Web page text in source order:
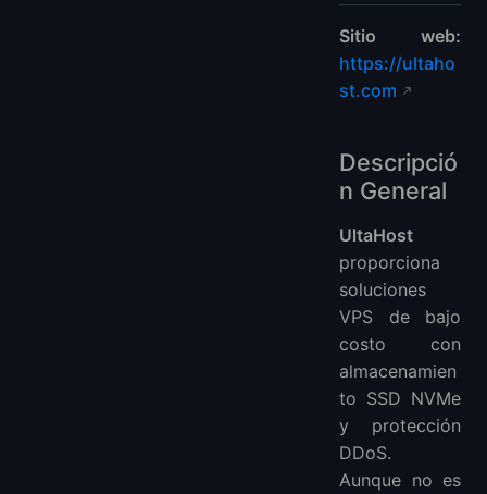
Sitio web:
https://ultaho
st.com
Descripció
n General
UltaHost
proporciona
soluciones
VPS de bajo
costo con
almacenamien
to SSD NVMe
y protección
DDoS.
Aunque no es